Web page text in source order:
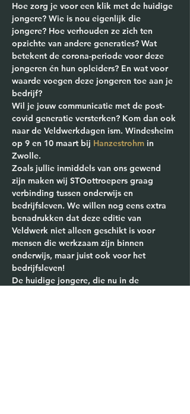
Hoe zorg je voor een klik met de huidige
jongere? Wie is nou eigenlijk die
jongere? Hoe verhouden ze zich ten
opzichte van andere generaties? Wat
betekent de corona-periode voor deze
jongeren én hun opleiders? En wat voor
waarde voegen deze jongeren toe aan je
bedrijf?
Wil je jouw communicatie met de post-
covid generatie versterken? Kom dan ook
naar de Veldwerkdagen ism. Windesheim
op 9 en 10 maart bij Hanzestrohm in
Zwolle.
Zoals jullie inmiddels van ons gewend
zijn maken wij STOottroepers graag
verbinding tussen onderwijs en
bedrijfsleven. We willen nog eens extra
benadrukken dat deze editie van
Veldwerk niet alleen geschikt is voor
mensen die werkzaam zijn binnen
onderwijs, maar juist ook voor het
bedrijfsleven!
De huidige jongere, die nu in de